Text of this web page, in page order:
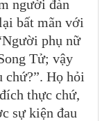
người đàn
bất mãn với
phụ nữ
Tử; vậy
chứ?”. Họ hỏi
thực chứ,
sự kiện đau